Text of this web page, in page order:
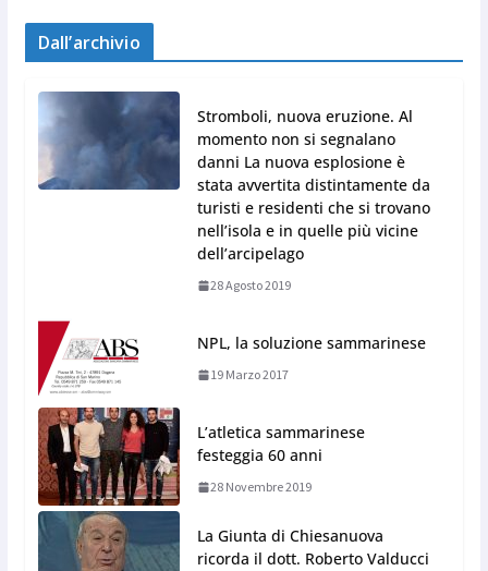
Dall’archivio
Stromboli, nuova eruzione. Al
momento non si segnalano
danni La nuova esplosione è
stata avvertita distintamente da
turisti e residenti che si trovano
nell’isola e in quelle più vicine
dell’arcipelago
28 Agosto 2019
NPL, la soluzione sammarinese
19 Marzo 2017
L’atletica sammarinese
festeggia 60 anni
28 Novembre 2019
La Giunta di Chiesanuova
ricorda il dott. Roberto Valducci